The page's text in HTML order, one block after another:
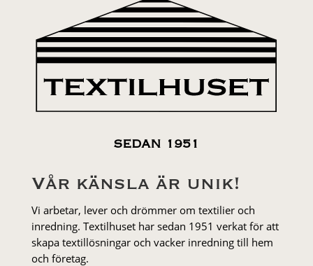
SEDAN 1951
Vår känsla är unik!
Vi arbetar, lever och drömmer om textilier och
inredning. Textilhuset har sedan 1951 verkat för att
skapa textillösningar och vacker inredning till hem
och företag.